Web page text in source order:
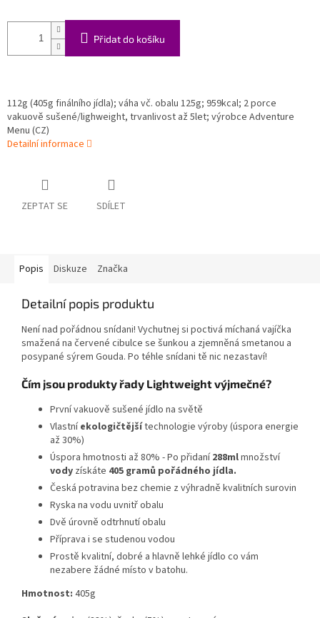
Přidat do košíku
112g (405g finálního jídla); váha vč. obalu 125g; 959kcal; 2 porce
vakuově sušené/lighweight, trvanlivost až 5let; výrobce Adventure
Menu (CZ)
Detailní informace
ZEPTAT SE SDÍLET
Popis Diskuze Značka
Detailní popis produktu
Není nad pořádnou snídani! Vychutnej si poctivá míchaná vajíčka
smažená na červené cibulce se šunkou a zjemněná smetanou a
posypané sýrem Gouda. Po téhle snídani tě nic nezastaví!
Čím jsou produkty řady Lightweight výjmečné?
První vakuově sušené jídlo na světě
Vlastníekologičtějšítechnologie výroby (úspora energie
až 30%)
Úspora hmotnosti až 80% - Po přidaní288mlmnožství
vody získáte 405 gramů pořádného jídla.
Česká potravina bez chemie z výhradně kvalitních surovin
Ryska na vodu uvnitř obalu
Dvě úrovně odtrhnutí obalu
Příprava i se studenou vodou
Prostě kvalitní, dobré a hlavně lehké jídlo co vám
nezabere žádné místo v batohu.
Hmotnost: 405g